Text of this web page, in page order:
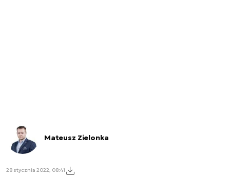
Mateusz Zielonka
28 stycznia 2022, 08:41